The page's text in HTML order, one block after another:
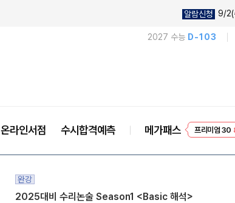
알람신청 9/2(
2027 수능 D-103
온라인서점 수시합격예측 메가패스
EVENT 8/
완강
2025대비 수리논술 Season1 <Basic 해석>